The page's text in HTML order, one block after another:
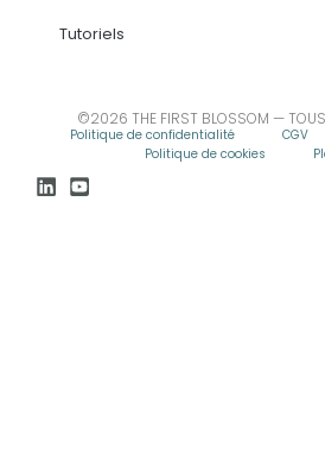
Tutoriels
©2026 THE FIRST BLOSSOM — TOUS
Politique de confidentialité CGV
Politique de cookies